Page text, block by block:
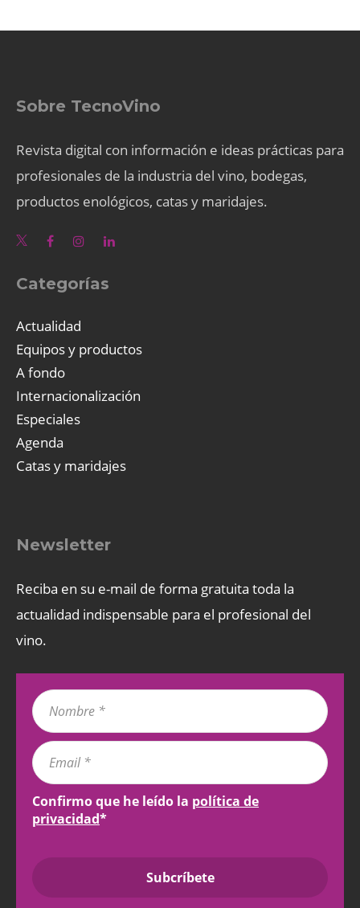
Sobre TecnoVino
Revista digital con información e ideas prácticas para
profesionales de la industria del vino, bodegas,
productos enológicos, catas y maridajes.
Categorías
Actualidad
Equipos y productos
A fondo
Internacionalización
Especiales
Agenda
Catas y maridajes
Newsletter
Reciba en su e-mail de forma gratuita toda la
actualidad indispensable para el profesional del
vino.
Confirmo que he leído la política de
privacidad*